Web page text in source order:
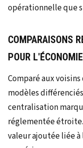
opérationnelle que
COMPARAISONS
POUR
Comparé aux
modèles
centralisation
réglementée
valeur ajoutée liée